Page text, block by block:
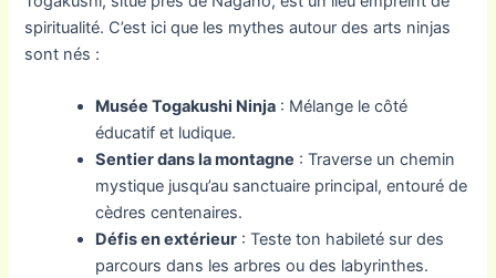
spiritualité. C’est ici que les mythes autour des arts ninjas
sont nés :
Musée Togakushi Ninja : Mélange le côté
éducatif et ludique.
Sentier dans la montagne : Traverse un chemin
mystique jusqu’au sanctuaire principal, entouré de
cèdres centenaires.
Défis en extérieur : Teste ton habileté sur des
parcours dans les arbres ou des labyrinthes.